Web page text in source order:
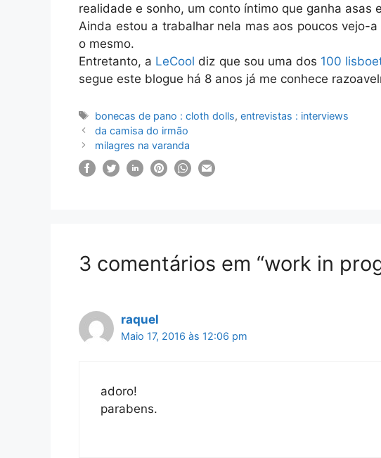
realidade e sonho, um conto íntimo que ganha asas
Ainda estou a trabalhar nela mas aos poucos vejo-
o mesmo.
Entretanto, a LeCool diz que sou uma dos 100
segue este blogue há 8 anos já me conhece
Etiquetas
bonecas de pano : cloth dolls,entrevistas : interviews
da camisa do irmão
milagres na varanda
3 comentários em “work in
raquel
Maio 17, 2016 às 12:06 pm
adoro!
parabens.